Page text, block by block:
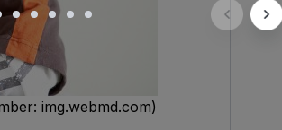
img.webmd.com)